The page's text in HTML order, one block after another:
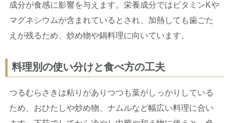
成分が食感に影響を与えます。栄養成分ではビタミンKや
マグネシウムが含まれているとされ、加熱しても歯ごた
えが残るため、炒め物や鍋料理に向いています。
料理別の使い分けと食べ方の工夫
つるむらさきは粘りがありつつも葉がしっかりしている
ため、おひたしや炒め物、ナムルなど幅広い料理に合い